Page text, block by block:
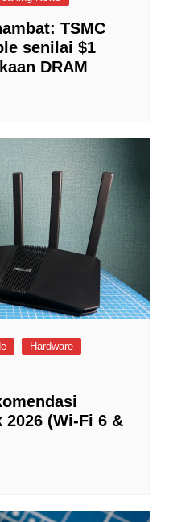
TSMC
senilai $1
DRAM
Hardware
2026 (Wi-Fi 6 &